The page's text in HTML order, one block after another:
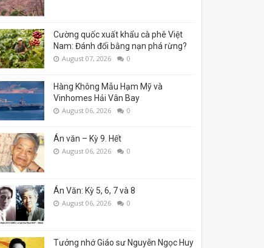
Cường quốc xuất khẩu cà phê Việt
Nam: Đánh đổi bằng nạn phá rừng?
August 07, 2026 0
Hàng Không Mẫu Hạm Mỹ và
Vinhomes Hải Vân Bay
August 06, 2026 0
Án văn – Kỳ 9. Hết
August 06, 2026 0
Án Văn: Kỳ 5, 6, 7 và 8
August 06, 2026 0
Tưởng nhớ Giáo sư Nguyễn Ngọc Huy